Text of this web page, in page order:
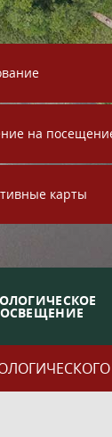
на
карты